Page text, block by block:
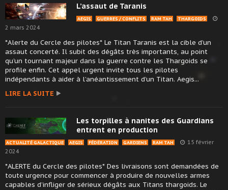
L’assaut de Taranis
AEGIS GUERRES / CONFLITS RAM TAH THARGOIDS
2 mars 2024
*Alerte du Cercle des pilotes* Le Titan Taranis est la cible d’un
assaut concerté. Il subit des dégâts très importants, au point
qu’un tournant majeur dans la guerre contre les Thargoids se
profile enfin. Cet appel urgent invite tous les pilotes
indépendants à aider à l’anéantissement d’un Titan. Aegis...
LIRE LA SUITE
Les torpilles à nanites des Guardians
entrent en production
ACTUALITÉ GALACTIQUE AEGIS FÉDÉRATION GARDIENS RAM TAH
15 février
2024
*ALERTE du Cercle des pilotes* Des livraisons sont demandées de
toute urgence pour commencer à produire de nouvelles armes
capables d’infliger de sérieux dégâts aux Titans thargoids. Le